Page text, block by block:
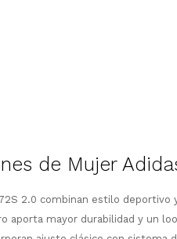
de Mujer
72S 2.0 combinan estilo
aporta mayor durabilidad y un
¡Sumate a